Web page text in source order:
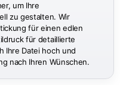
um Ihre
zu gestalten. Wir
für einen edlen
für detaillierte
Ihre Datei hoch und
nach Ihren Wünschen.